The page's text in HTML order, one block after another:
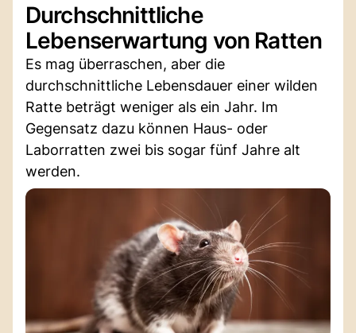
Durchschnittliche
Lebenserwartung von Ratten
Es mag überraschen, aber die
durchschnittliche Lebensdauer einer wilden
Ratte beträgt weniger als ein Jahr. Im
Gegensatz dazu können Haus- oder
Laborratten zwei bis sogar fünf Jahre alt
werden.